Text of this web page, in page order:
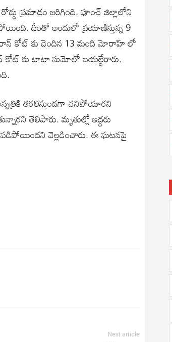
ప్రమాదం జరిగింది. పూంచ్ జిల్లాలోని
దీంతో అందులో ప్రయాణిస్తున్న 9
కోట్ కు చెందిన 13 మంది మోరాహ్ లో
కోట్ కు టాటా సుమోలో బయల్దేరారు.
తరలిస్తుండగా చనిపోయారని
తెలిపారు. మృతుల్లో ఇద్దరు
పడిపోయిందని వెల్లడించారు. ఈ ఘటనపై
Next article